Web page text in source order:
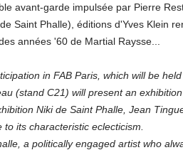
avant-garde impulsée par Pierre
Saint Phalle), éditions d'Yves Klein
années '60 de Martial Raysse...
in FAB Paris, which will be
(stand C21) will present an
Niki de Saint Phalle, Jean
its characteristic eclecticism.
a politically engaged artist who